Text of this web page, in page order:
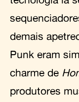
demais
Punk eram
charme de
produtores